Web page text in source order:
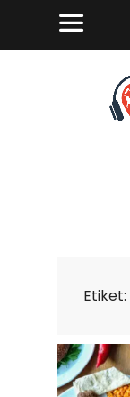
Etiket: